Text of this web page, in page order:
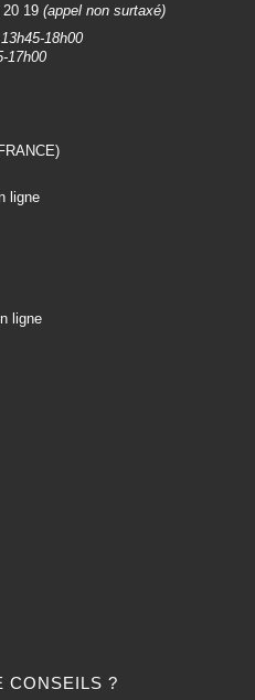
CONSEILS ?
19 (appel non surtaxé)
18h00
17h00
ligne
ligne